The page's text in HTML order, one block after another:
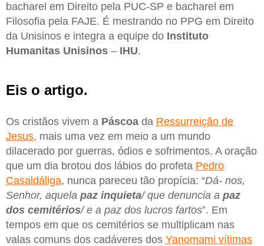
bacharel em Direito pela PUC-SP e bacharel em
Filosofia pela FAJE. É mestrando no PPG em Direito
da Unisinos e integra a equipe do Instituto
Humanitas Unisinos – IHU.
Eis o artigo.
Os cristãos vivem a Páscoa da Ressurreição de
Jesus, mais uma vez em meio a um mundo
dilacerado por guerras, ódios e sofrimentos. A oração
que um dia brotou dos lábios do profeta Pedro
Casaldáliga, nunca pareceu tão propícia: “Dá- nos,
Senhor, aquela paz inquieta/ que denuncia a paz
dos cemitérios/ e a paz dos lucros fartos”. Em
tempos em que os cemitérios se multiplicam nas
valas comuns dos cadáveres dos Yanomami vítimas